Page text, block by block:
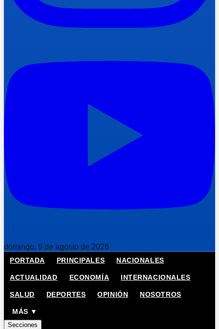
domingo, 9 de agosto de 2026
PORTADA PRINCIPALES NACIONALES
ACTUALIDAD ECONOMÍA INTERNACIONALES
SALUD DEPORTES OPINIÓN NOSOTROS
MÁS ▼
Secciones